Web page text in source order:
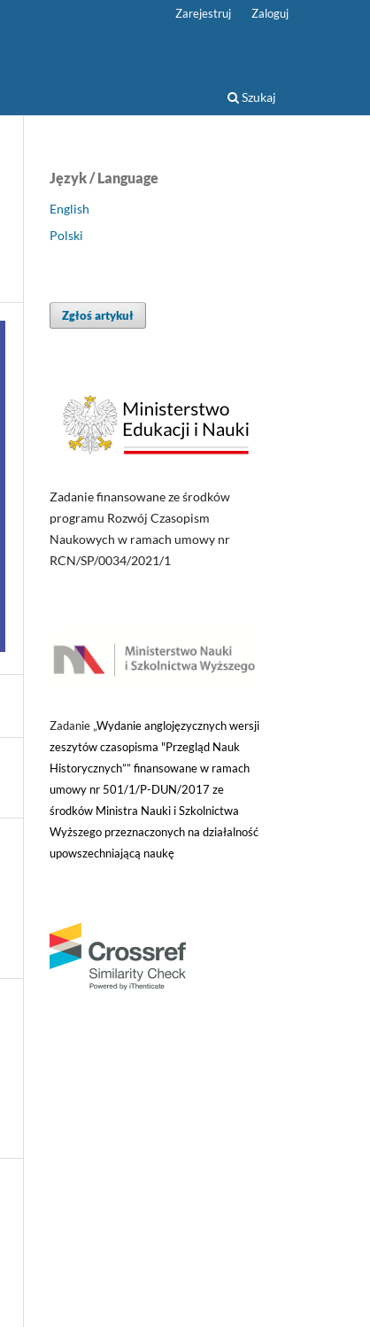
Szukaj
Zarejestruj Zaloguj
Język / Language
English
Polski
Zgłoś artykuł
Zadanie finansowane ze środków
programu Rozwój Czasopism
Naukowych w ramach umowy nr
RCN/SP/0034/2021/1
Zadanie „Wydanie anglojęzycznych wersji
zeszytów czasopisma "Przegląd Nauk
Historycznych”” finansowane w ramach
umowy nr 501/1/P-DUN/2017 ze
środków Ministra Nauki i Szkolnictwa
Wyższego przeznaczonych na działalność
upowszechniającą naukę